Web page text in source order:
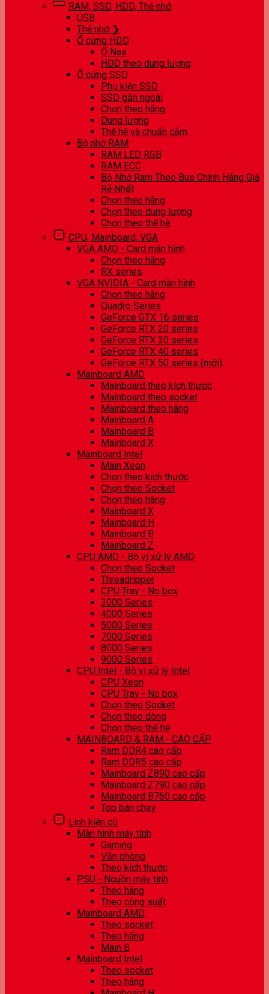
RAM, SSD, HDD, Thẻ nhớ
USB
Thẻ nhớ ❯
Ổ cứng HDD
Ổ Nas
HDD theo dung lượng
Ổ cứng SSD
Phụ kiện SSD
SSD gắn ngoài
Chọn theo hãng
Dung lượng
Thế hệ và chuẩn cắm
Bộ nhớ RAM
RAM LED RGB
RAM ECC
Bộ Nhớ Ram Theo Bus Chính Hãng Giá
Rẻ Nhất
Chọn theo hãng
Chọn theo dung lượng
Chọn theo thế hệ
CPU, Mainboard, VGA
VGA AMD - Card màn hình
Chọn theo hãng
RX series
VGA NVIDIA - Card màn hình
Chọn theo hãng
Quadro Series
GeForce GTX 16 series
GeForce RTX 20 series
GeForce RTX 30 series
GeForce RTX 40 series
GeForce RTX 50 series (mới)
Mainboard AMD
Mainboard theo kích thước
Mainboard theo socket
Mainboard theo hãng
Mainboard A
Mainboard B
Mainboard X
Mainboard Intel
Main Xeon
Chọn theo kích thước
Chọn theo Socket
Chọn theo hãng
Mainboard X
Mainboard H
Mainboard B
Mainboard Z
CPU AMD - Bộ vi xử lý AMD
Chọn theo Socket
Threadripper
CPU Tray - No box
3000 Series
4000 Series
5000 Series
7000 Series
8000 Series
9000 Series
CPU Intel - Bộ vi xử lý Intel
CPU Xeon
CPU Tray - No box
Chọn theo Socket
Chọn theo dòng
Chọn theo thế hệ
MAINBOARD & RAM - CAO CẤP
Ram DDR4 cao cấp
Ram DDR5 cao cấp
Mainboard Z890 cao cấp
Mainboard Z790 cao cấp
Mainboard B760 cao cấp
Top bán chạy
Linh kiện cũ
Màn hình máy tính
Gaming
Văn phòng
Theo kích thước
PSU - Nguồn máy tính
Theo hãng
Theo công suất
Mainboard AMD
Theo socket
Theo hãng
Main B
Mainboard Intel
Theo socket
Theo hãng